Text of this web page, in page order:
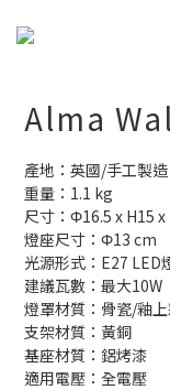
Alma
產地：英國/手工製造
重量：1.1 kg
尺寸：Φ16.5 x H15
燈座尺寸：Φ13 cm
光源形式：E27 LED
建議瓦數：最大10W
燈罩材質：骨瓷/釉
支架材質：黃銅
基座材質：鋁烤漆
適用電壓：全電壓